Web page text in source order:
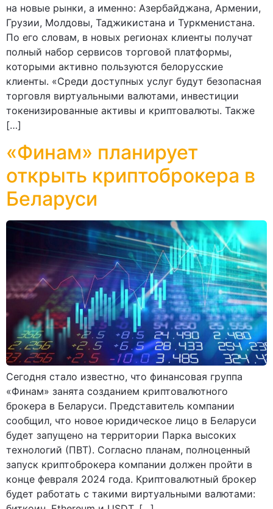
на новые рынки, а именно: Азербайджана, Армении,
Грузии, Молдовы, Таджикистана и Туркменистана.
По его словам, в новых регионах клиенты получат
полный набор сервисов торговой платформы,
которыми активно пользуются белорусские
клиенты. «Среди доступных услуг будут безопасная
торговля виртуальными валютами, инвестиции
токенизированные активы и криптовалюты. Также
[…]
«Финам» планирует
открыть криптоброкера в
Беларуси
Сегодня стало известно, что финансовая группа
«Финам» занята созданием криптовалютного
брокера в Беларуси. Представитель компании
сообщил, что новое юридическое лицо в Беларуси
будет запущено на территории Парка высоких
технологий (ПВТ). Согласно планам, полноценный
запуск криптоброкера компании должен пройти в
конце февраля 2024 года. Криптовалютный брокер
будет работать с такими виртуальными валютами: